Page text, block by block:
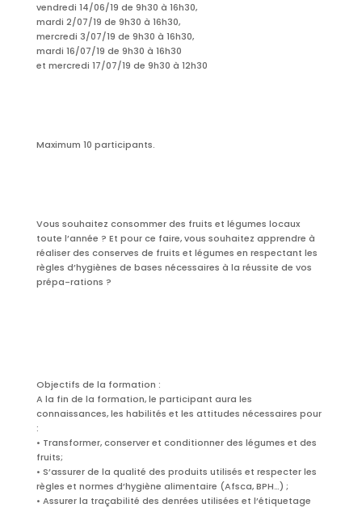
vendredi 14/06/19 de 9h30 à 16h30,
mardi 2/07/19 de 9h30 à 16h30,
mercredi 3/07/19 de 9h30 à 16h30,
mardi 16/07/19 de 9h30 à 16h30
et mercredi 17/07/19 de 9h30 à 12h30
Maximum 10 participants.
Vous souhaitez consommer des fruits et légumes locaux
toute l’année ? Et pour ce faire, vous souhaitez apprendre à
réaliser des conserves de fruits et légumes en respectant les
règles d’hygiènes de bases nécessaires à la réussite de vos
prépa-rations ?
Objectifs de la formation :
A la fin de la formation, le participant aura les
connaissances, les habilités et les attitudes nécessaires pour
:
• Transformer, conserver et conditionner des légumes et des
fruits;
• S’assurer de la qualité des produits utilisés et respecter les
règles et normes d’hygiène alimentaire (Afsca, BPH…) ;
• Assurer la traçabilité des denrées utilisées et l’étiquetage